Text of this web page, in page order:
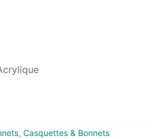
, Casquettes & Bonnets